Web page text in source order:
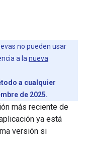
no pueden usar
a la nueva
a cualquier
de 2025.
más reciente de
ya está
versión si